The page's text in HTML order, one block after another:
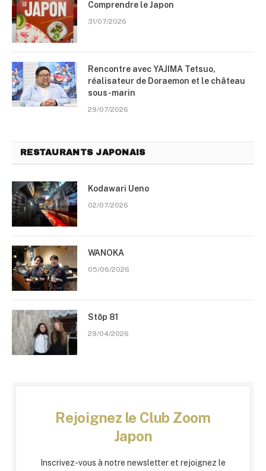
Comprendre le Japon
31/07/2026
Rencontre avec YAJIMA Tetsuo,
réalisateur de Doraemon et le château
sous-marin
29/07/2026
RESTAURANTS JAPONAIS
Kodawari Ueno
02/07/2026
WANOKA
05/06/2026
Stōp 81
29/04/2026
Rejoignez le Club Zoom
Japon
Inscrivez-vous à notre newsletter et rejoignez le